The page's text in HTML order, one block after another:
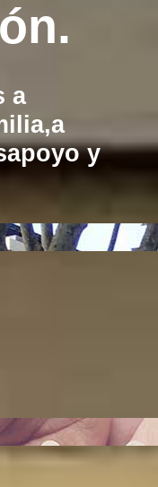
a
a
apoyo y